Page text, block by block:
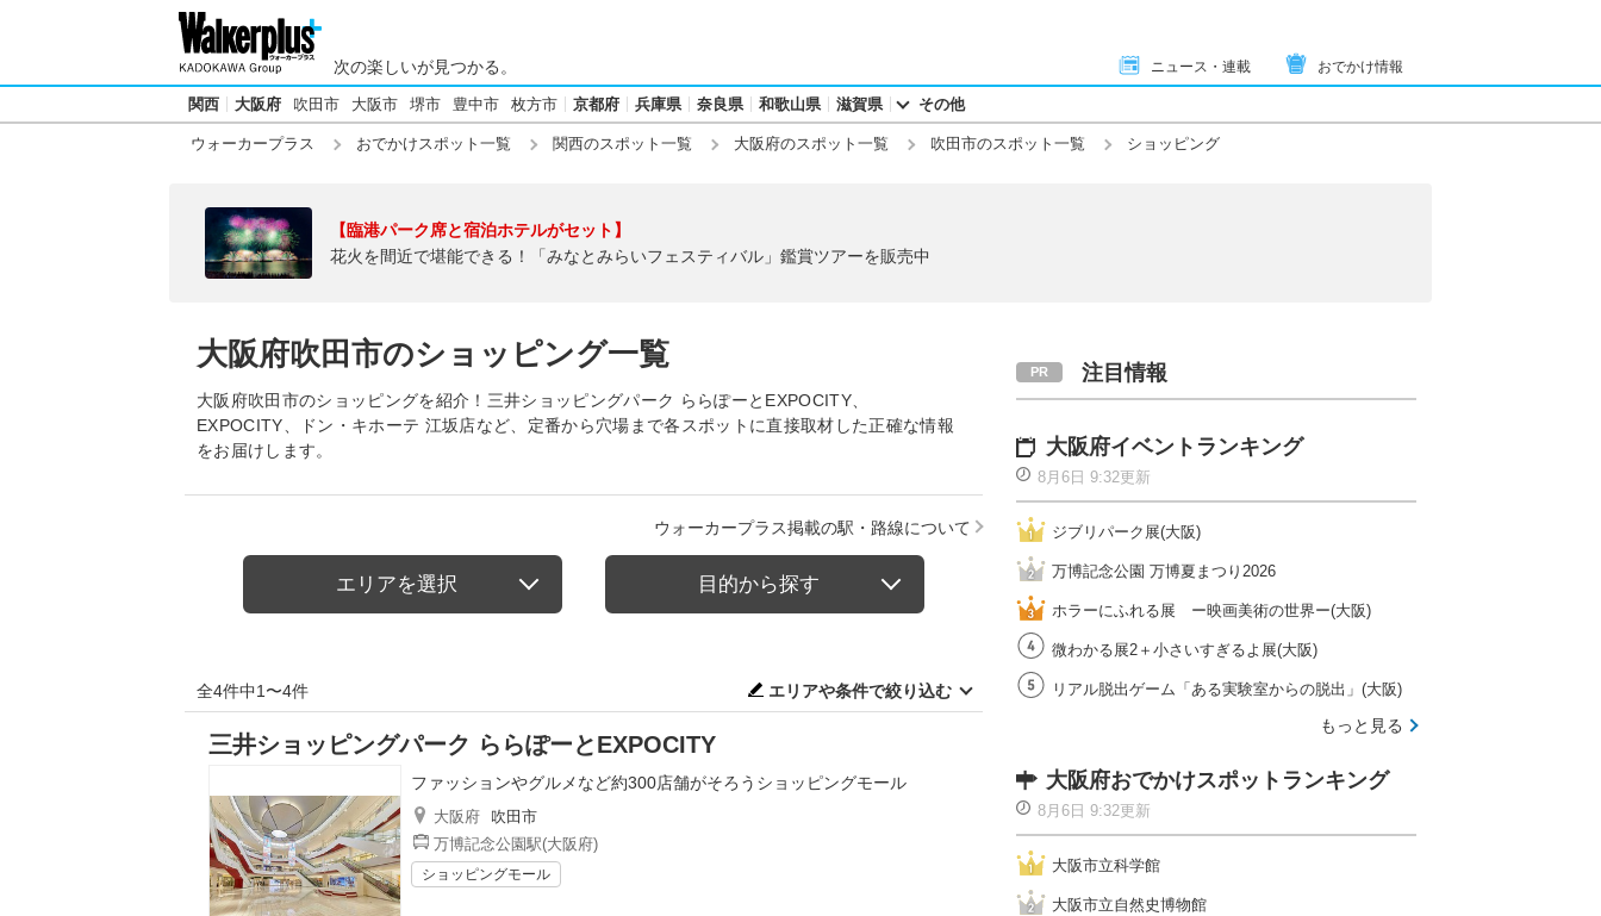
次の楽しいが見つかる。 ニュース・連載 おでかけ情報
関西 大阪府 吹田市 大阪市 堺市 豊中市 枚方市 京都府 兵庫県 奈良県 和歌山県 滋賀県 その他
ウォーカープラス おでかけスポット一覧 関西のスポット一覧 大阪府のスポット一覧 吹田市のスポット一覧 ショッピング
【臨港パーク席と宿泊ホテルがセット】
花火を間近で堪能できる！「みなとみらいフェスティバル」鑑賞ツアーを販売中
大阪府吹田市のショッピング一覧
大阪府吹田市のショッピングを紹介！三井ショッピングパーク ららぽーとEXPOCITY、
EXPOCITY、ドン・キホーテ 江坂店など、定番から穴場まで各スポットに直接取材した正確な情報
をお届けします。
ウォーカープラス掲載の駅・路線について
エリアを選択 目的から探す
全4件中1〜4件 エリアや条件で絞り込む
三井ショッピングパーク ららぽーとEXPOCITY
ファッションやグルメなど約300店舗がそろうショッピングモール
大阪府
吹田市
万博記念公園駅(大阪府)
ショッピングモール
注目情報
大阪府イベントランキング
8月6日 9:32更新
ジブリパーク展(大阪)
万博記念公園 万博夏まつり2026
ホラーにふれる展 ー映画美術の世界ー(大阪)
微わかる展2＋小さいすぎるよ展(大阪)
リアル脱出ゲーム「ある実験室からの脱出」(大阪)
もっと見る
大阪府おでかけスポットランキング
8月6日 9:32更新
大阪市立科学館
大阪市立自然史博物館